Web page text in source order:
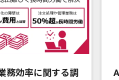
務効率に関する調